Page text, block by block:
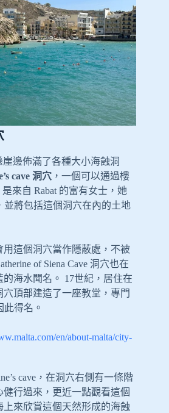
邊佈滿了各種大小海蝕洞
cave 洞穴 ，一個可以通過樓
來自 Rabat 的富有女士，她
並將包括這個洞穴在內的土地
這個洞穴當作隱蔽處，不被
of Siena Cave 洞穴也在
海水聞名。 17世紀，居住在
頂部建造了一座教堂，專門
此得名。
en/about-malta/city-
cave，在洞穴右側有一條階
行過來，更近一點觀看這個
來欣賞這個天然形成的海蝕